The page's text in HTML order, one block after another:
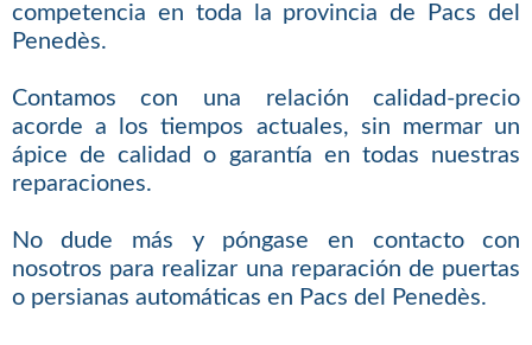
competencia en toda la provincia de Pacs del
Penedès.
Contamos con una relación calidad-precio
acorde a los tiempos actuales, sin mermar un
ápice de calidad o garantía en todas nuestras
reparaciones.
No dude más y póngase en contacto con
nosotros para realizar una reparación de puertas
o persianas automáticas en Pacs del Penedès.